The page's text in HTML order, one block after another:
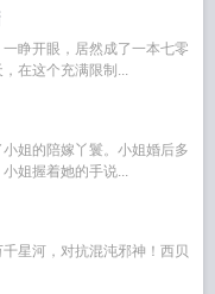
睁开眼，居然成了一本七零
在这个充满限制...
姐的陪嫁丫鬟。小姐婚后多
姐握着她的手说...
星河，对抗混沌邪神！西贝